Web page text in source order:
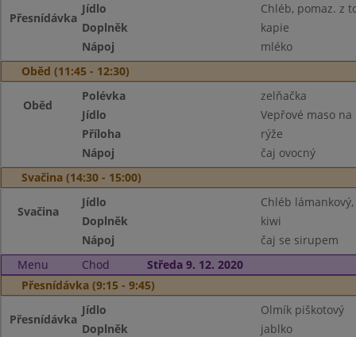
Přesnídávka
Jídlo
Chléb, pomaz. z
Doplněk
kapie
Nápoj
mléko
Oběd (11:45 - 12:30)
Oběd
Polévka
zelňačka
Jídlo
Vepřové maso
Příloha
rýže
Nápoj
čaj ovocný
Svačina (14:30 - 15:00)
Svačina
Jídlo
Chléb
Doplněk
kiwi
Nápoj
čaj se sirupem
Menu
Chod
Středa 9. 12. 2020
Přesnídávka (9:15 - 9:45)
Přesnídávka
Jídlo
Olmík piškotový
Doplněk
jablko